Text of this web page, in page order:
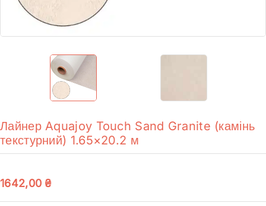
Лайнер Aquajoy Touch Sand Granite (камінь
текстурний) 1.65×20.2 м
1642,00 ₴